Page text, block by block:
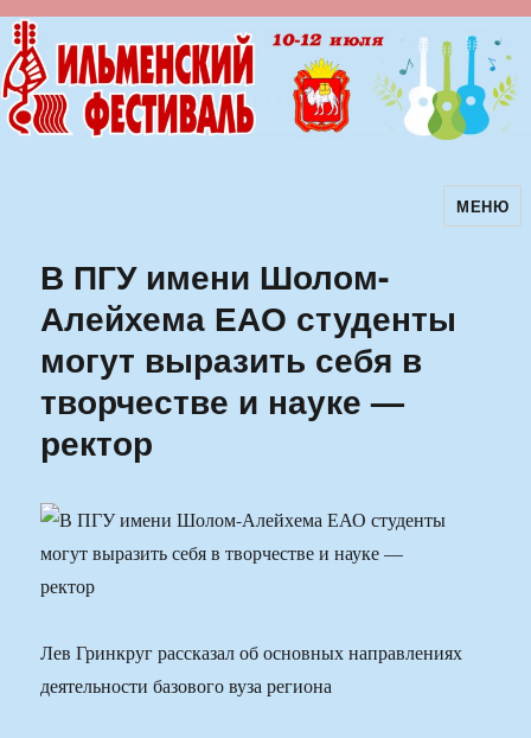
Ильменский фестиваль авторскойМЕНЮ
В ПГУ имени Шолом-
Алейхема ЕАО студенты
могут выразить себя в
творчестве и науке —
ректор
Лев Гринкруг рассказал об основных направлениях
деятельности базового вуза региона